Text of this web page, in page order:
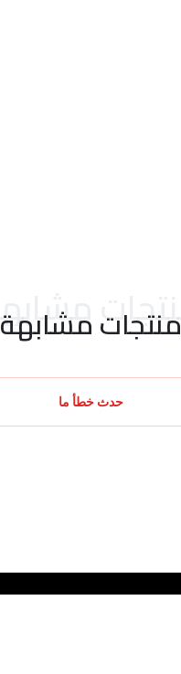
منتجات مشابهة
منتجات مشابهة
حدث خطأ ما